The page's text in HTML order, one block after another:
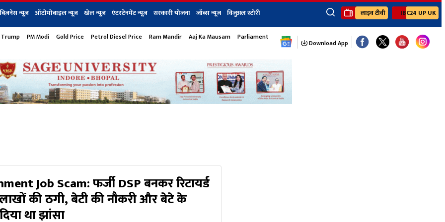
बिज़नेस न्यूज़ ऑटोमोबाइल न्यूज़ खेल न्यूज़ एंटरटेनमेंट न्यूज़ सरकारी योजना जॉब्स न्यूज विजुअल स्टोरी
×
बिज़नेस टेक न्यूज धर्म ऑटोमोबाइल एंटरटेनमेंट खेल जॉब्स न्यूज Youtube Channels
लाइव टीवी IBC24 UP UK
PM Modi Gold Price Petrol Diesel Price Ram Mandir Aaj Ka Mausam Parliament Monsoon Session
Download App
Job Scam: फर्जी DSP बनकर रिटायर्ड
की ठगी, बेटी की नौकरी और बेटे के
था झांसा